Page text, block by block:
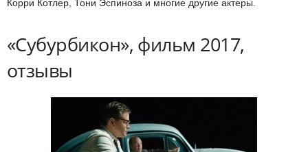
Корри Котлер, Тони Эспиноза и многие другие актеры.
«Субурбикон», фильм 2017,
отзывы